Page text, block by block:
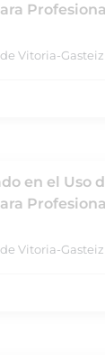
Vitoria-Gasteiz
en el Uso
Vitoria-Gasteiz